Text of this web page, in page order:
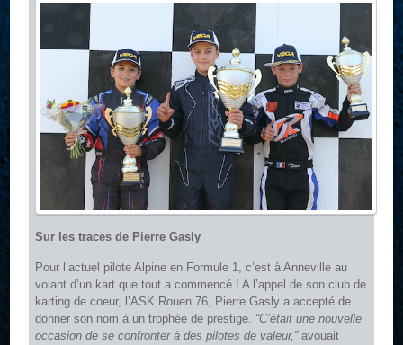
Sur les traces de Pierre Gasly
Pour l’actuel pilote Alpine en Formule 1, c’est à Anneville au
volant d’un kart que tout a commencé ! A l’appel de son club de
karting de coeur, l’ASK Rouen 76, Pierre Gasly a accepté de
donner son nom à un trophée de prestige. “C’était une nouvelle
occasion de se confronter à des pilotes de valeur,”avouait